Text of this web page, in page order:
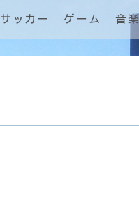
サッカー ゲーム 音楽